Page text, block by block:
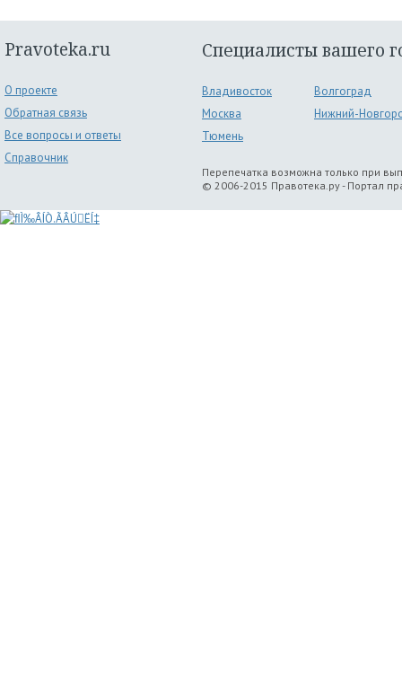
Pravoteka.ru
О проекте
Обратная связь
Все вопросы и ответы
Справочник
Специалисты вашего
Владивосток
Волгоград
Москва
Нижний-
Тюмень
Перепечатка возможна только при
© 2006-2015 Правотека.ру - Портал